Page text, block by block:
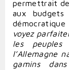
permettrait
aux budgets
voyez
les
l’Allemagne
gamins